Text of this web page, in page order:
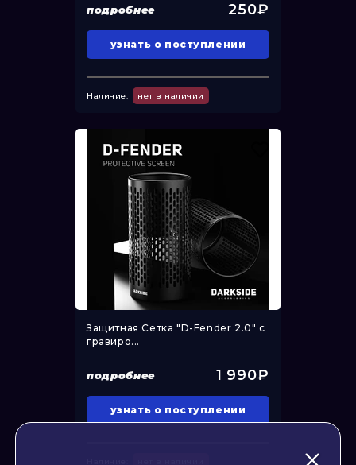
подробнее 250₽
узнать о поступлении
Наличие: нет в наличии
Защитная Сетка "D-Fender 2.0" с
гравиро...
подробнее 1 990₽
узнать о поступлении